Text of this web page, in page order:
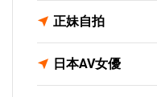
正妹自拍
日本AV女優